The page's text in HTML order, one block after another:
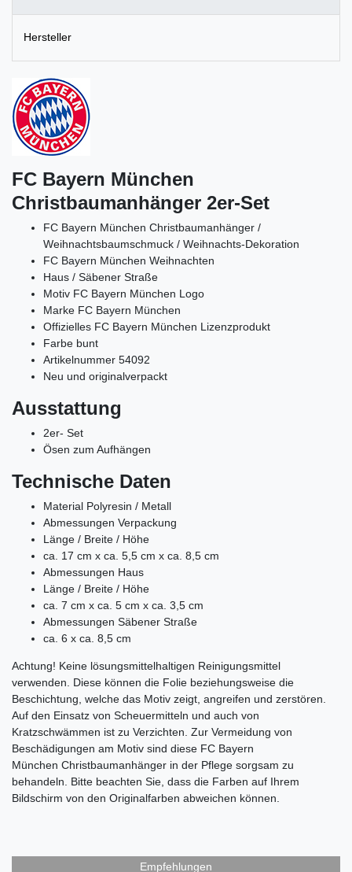
Hersteller
FC Bayern München
Christbaumanhänger 2er-Set
FC Bayern München Christbaumanhänger /
Weihnachtsbaumschmuck / Weihnachts-Dekoration
FC Bayern München Weihnachten
Haus / Säbener Straße
Motiv FC Bayern München Logo
Marke FC Bayern München
Offizielles FC Bayern München Lizenzprodukt
Farbe bunt
Artikelnummer 54092
Neu und originalverpackt
Ausstattung
2er- Set
Ösen zum Aufhängen
Technische Daten
Material Polyresin / Metall
Abmessungen Verpackung
Länge / Breite / Höhe
ca. 17 cm x ca. 5,5 cm x ca. 8,5 cm
Abmessungen Haus
Länge / Breite / Höhe
ca. 7 cm x ca. 5 cm x ca. 3,5 cm
Abmessungen Säbener Straße
ca. 6 x ca. 8,5 cm
Achtung! Keine lösungsmittelhaltigen Reinigungsmittel
verwenden. Diese können die Folie beziehungsweise die
Beschichtung, welche das Motiv zeigt, angreifen und zerstören.
Auf den Einsatz von Scheuermitteln und auch von
Kratzschwämmen ist zu Verzichten. Zur Vermeidung von
Beschädigungen am Motiv sind diese FC Bayern
München Christbaumanhänger in der Pflege sorgsam zu
behandeln. Bitte beachten Sie, dass die Farben auf Ihrem
Bildschirm von den Originalfarben abweichen können.
Empfehlungen